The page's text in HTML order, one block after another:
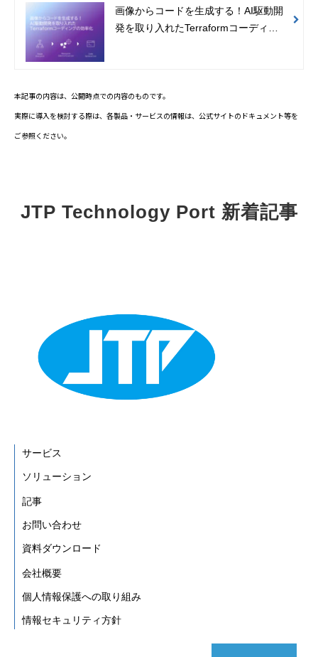
画像からコードを生成する！AI駆動開
発を取り入れたTerraformコーディン
本記事の内容は、公開時点での内容のものです。
実際に導入を検討する際は、各製品・サービスの情報は、公式サイトのドキュメント等を
ご参照ください。
JTP Technology Port 新着記事
サービス
ソリューション
記事
お問い合わせ
資料ダウンロード
会社概要
個人情報保護への取り組み
情報セキュリティ方針